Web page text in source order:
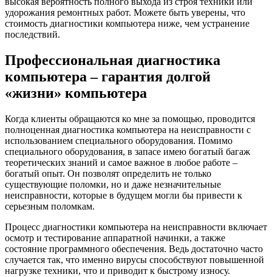
удорожания ремонтных работ. Можете быть уверены, что
стоимость диагностики компьютера ниже, чем устранение
последствий.
Профессиональная диагностика
компьютера – гарантия долгой
«жизни» компьютера
Когда клиенты обращаются ко мне за помощью, проводится
полноценная диагностика компьютера на неисправности с
использованием специального оборудования. Помимо
специального оборудования, в запасе имею богатый багаж
теоретических знаний и самое важное в любое работе –
богатый опыт. Он позволят определить не только
существующие поломки, но и даже незначительные
неисправности, которые в будущем могли бы привести к
серьезным поломкам.
Процесс диагностики компьютера на неисправности включает
осмотр и тестирование аппаратной начинки, а также
состояние программного обеспечения. Ведь достаточно часто
случается так, что именно вирусы способствуют повышенной
нагрузке техники, что и приводит к быстрому износу.